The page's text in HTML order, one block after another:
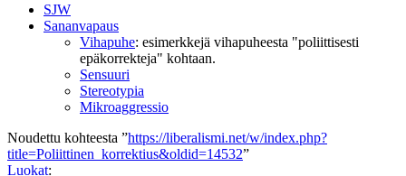
SJW
Sananvapaus
Vihapuhe: esimerkkejä vihapuheesta "poliittisesti
epäkorrekteja" kohtaan.
Sensuuri
Stereotypia
Mikroaggressio
Noudettu kohteesta ”https://liberalismi.net/w/index.php?
title=Poliittinen_korrektius&oldid=14532”
Luokat: